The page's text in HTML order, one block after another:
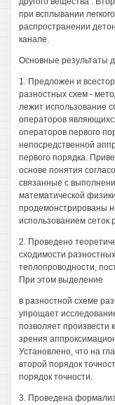
при всплывании
распространении
канале.
Основные результаты
1. Предложен и
разностных схем -
лежит использование
операторов
операторов первого
непосредственной
первого порядка.
основе понятия
связанные с
математической
продемонстрированы
использованием сеток
2. Проведено
сходимости
теплопроводности,
При этом выделение
в разностной схеме
упрощает
позволяет произвести
зрения
Установлено, что на
второй порядок
порядок точности.
3. Проведена